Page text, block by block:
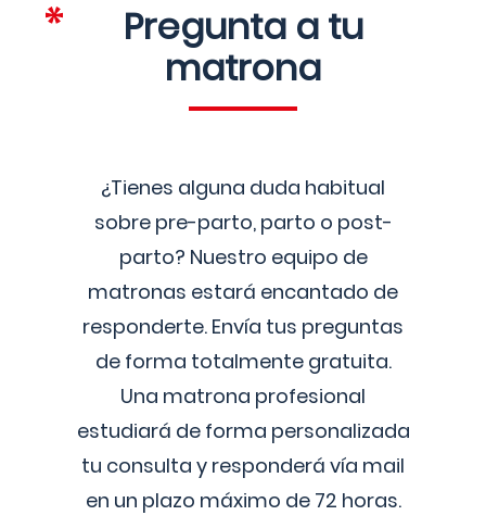
Pregunta a tu
matrona
¿Tienes alguna duda habitual
sobre pre-parto, parto o post-
parto? Nuestro equipo de
matronas estará encantado de
responderte. Envía tus preguntas
de forma totalmente gratuita.
Una matrona profesional
estudiará de forma personalizada
tu consulta y responderá vía mail
en un plazo máximo de 72 horas.